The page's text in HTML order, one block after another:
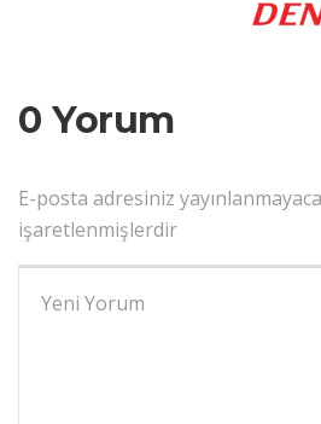
0 Yorum
E-posta adresiniz
işaretlenmişlerdir